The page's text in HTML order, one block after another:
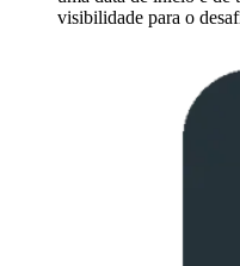
visibilidade para o